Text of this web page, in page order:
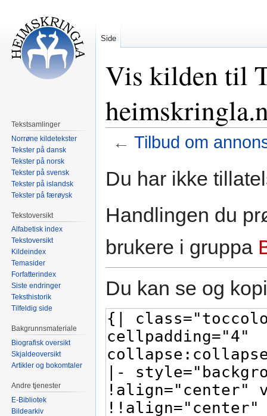
Vis kilden til
← Tilbud om
Du har ikke
Handlingen du
brukere i gruppa
Du kan se og
Side
Tekstsamlinger
Norrøne kildetekster
Tekster på dansk
Tekster på norsk
Tekster på svensk
Tekster på islandsk
Tekster på færøysk
Tekstoversikt
Alfabetisk index
Tekstoversikt
Kildeindex
Temasider
Forfatterindex
Siste endringer
Teksthistorik
Tilfeldig side
Bakgrunnsmateriale
Biografisk oversikt
Skjaldeoversikt
Artikler og bokomtaler
Andre tjenester
E-Bibliotek
Bildearkiv